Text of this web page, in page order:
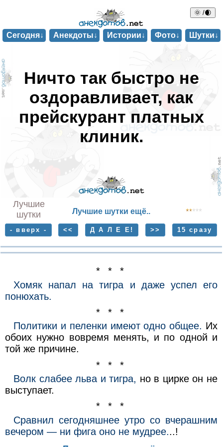
🌞 /🌒
Сегодня↓ Анекдоты↓ Истории↓ Фото↓ Шутки↓
Ничто так быстро не
оздоравливает, как
прейскурант платных
клиник.
Лучшие
шутки
Лучшие шутки ещё..
- вверх - << Д А Л Е Е! >> 15 сразу
* * *
Хомяк напал на тигра и даже успел его
понюхать.
* * *
Политики и пеленки имеют одно общее. Их
обоих нужно вовремя менять, и по одной и
той же причине.
* * *
Волк слабее льва и тигра, но в цирке он не
выступает.
* * *
Сравнил сегодняшнее утро со вчерашним
вечером — ни фига оно не мудрее...!